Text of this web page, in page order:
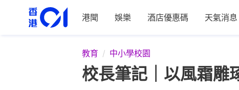
港聞 娛樂 酒店優惠碼 天氣消息
教育 中小學校園
校長筆記｜以風霜雕